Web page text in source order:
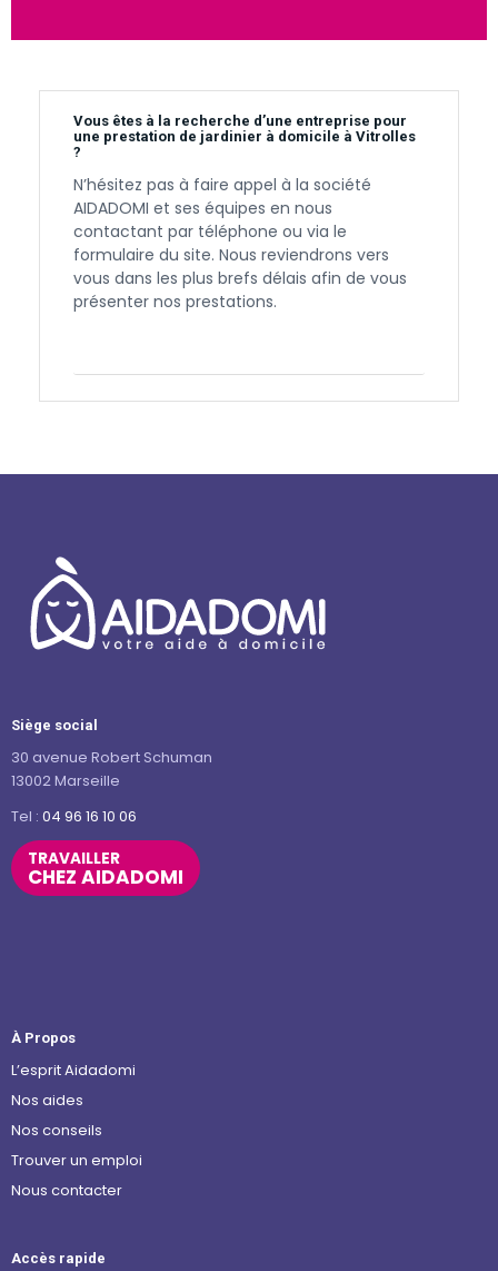
Vous êtes à la recherche d’une entreprise pour
une prestation de jardinier à domicile à Vitrolles
?
N’hésitez pas à faire appel à la société
AIDADOMI et ses équipes en nous
contactant par téléphone ou via le
formulaire du site. Nous reviendrons vers
vous dans les plus brefs délais afin de vous
présenter nos prestations.
Siège social
30 avenue Robert Schuman
13002 Marseille
Tel : 04 96 16 10 06
TRAVAILLER
CHEZ AIDADOMI
À Propos
L’esprit Aidadomi
Nos aides
Nos conseils
Trouver un emploi
Nous contacter
Accès rapide